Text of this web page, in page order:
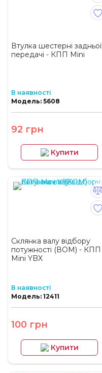
Втулка шестерні задньої
передачі - КПП Mini
В наявності
Модель: 5608
92 грн
Купити
Склянка валу відбору
потужності (ВОМ) - КПП
Mini YBX
В наявності
Модель: 12411
100 грн
Купити